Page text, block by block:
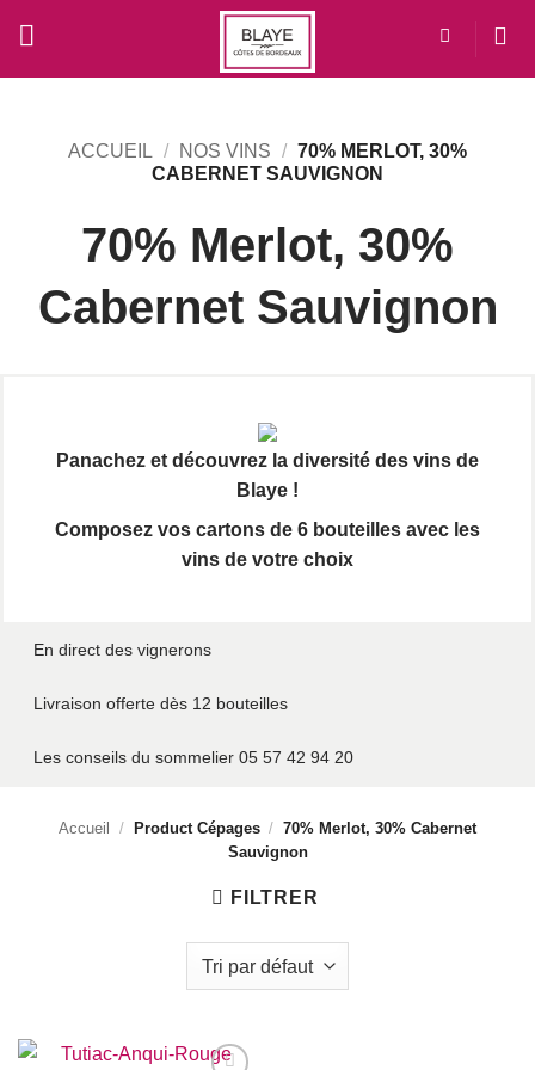
contenu
ACCUEIL / NOS VINS / 70% MERLOT, 30%
CABERNET SAUVIGNON
70% Merlot, 30%
Cabernet Sauvignon
Panachez et découvrez la diversité des vins de
Blaye !
Composez vos cartons de 6 bouteilles avec les
vins de votre choix
En direct des vignerons
Livraison offerte dès 12 bouteilles
Les conseils du sommelier 05 57 42 94 20
Accueil / Product Cépages / 70% Merlot, 30% Cabernet
Sauvignon
FILTRER